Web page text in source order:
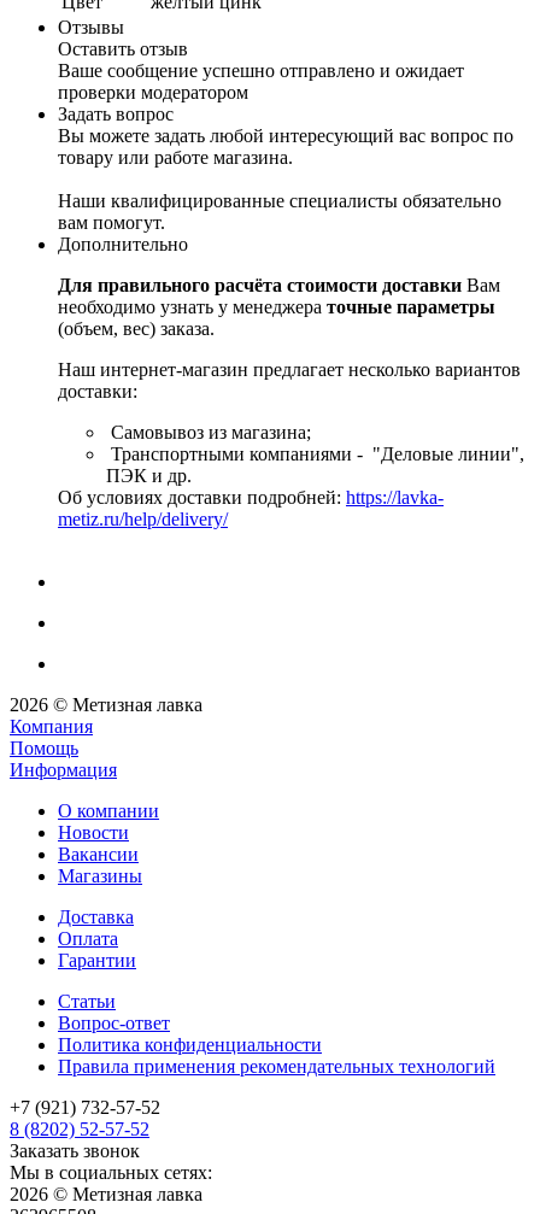
Отзывы
Оставить отзыв
Ваше сообщение успешно отправлено и ожидает
проверки модератором
Задать вопрос
Вы можете задать любой интересующий вас вопрос по
товару или работе магазина.
Наши квалифицированные специалисты обязательно
вам помогут.
Дополнительно
Для правильного расчёта стоимости доставки Вам
необходимо узнать у менеджера точные параметры
(объем, вес) заказа.
Наш интернет-магазин предлагает несколько вариантов
доставки:
Самовывоз из магазина;
Транспортными компаниями - "Деловые линии",
ПЭК и др.
Об условиях доставки подробней: https://lavka-
metiz.ru/help/delivery/
2026 © Метизная лавка
Компания
Помощь
Информация
О компании
Новости
Вакансии
Магазины
Доставка
Оплата
Гарантии
Статьи
Вопрос-ответ
Политика конфиденциальности
Правила применения рекомендательных технологий
+7 (921) 732-57-52
8 (8202) 52-57-52
Заказать звонок
Мы в социальных сетях:
2026 © Метизная лавка